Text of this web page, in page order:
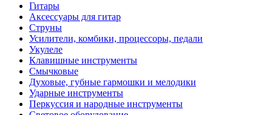
Гитары
Аксессуары для гитар
Струны
Усилители, комбики, процессоры, педали
Укулеле
Клавишные инструменты
Смычковые
Духовые, губные гармошки и мелодики
Ударные инструменты
Перкуссия и народные инструменты